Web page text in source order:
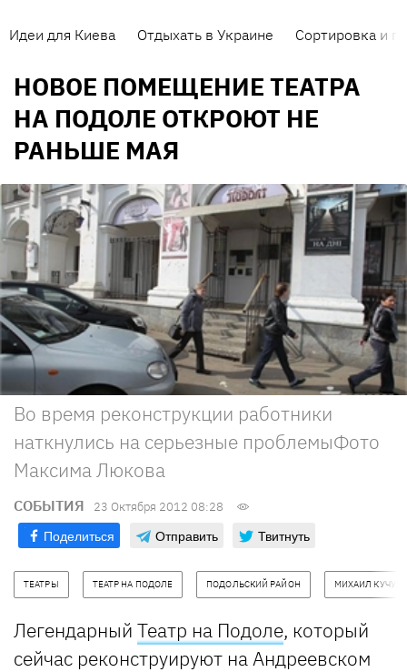
Идеи для Киева Отдыхать в Украине Сортировка и
НОВОЕ ПОМЕЩЕНИЕ ТЕАТРА
НА ПОДОЛЕ ОТКРОЮТ НЕ
РАНЬШЕ МАЯ
Во время реконструкции работники
наткнулись на серьезные проблемыФото
Максима Люкова
СОБЫТИЯ 23 Октября 2012 08:28
Поделиться Отправить Твитнуть
ТЕАТРЫ ТЕАТР НА ПОДОЛЕ ПОДОЛЬСКИЙ РАЙОН МИХАИЛ КУЧУК
Легендарный Театр на Подоле, который
сейчас реконструируют на Андреевском